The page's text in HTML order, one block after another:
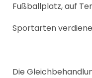
Fußballplatz, auf
Sportarten
Die